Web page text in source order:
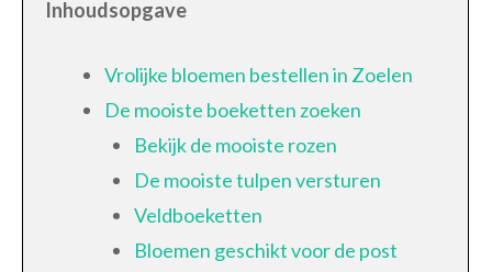
Inhoudsopgave
Vrolijke bloemen bestellen in Zoelen
De mooiste boeketten zoeken
Bekijk de mooiste rozen
De mooiste tulpen versturen
Veldboeketten
Bloemen geschikt voor de post